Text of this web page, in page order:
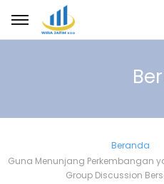
Password
Beranda
Guna Menunjang Perkembangan
Group Discussion